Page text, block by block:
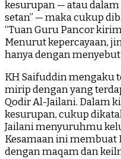
kesurupan — atau dalam
setan” — maka cukup
“Tuan Guru Pancor
Menurut kepercayaan,
hanya dengan
KH Saifuddin mengaku
mirip dengan yang
Qodir Al-Jailani. Dalam
kesurupan, cukup
Jailani menyuruhmu
Kesamaan ini
dengan maqam dan